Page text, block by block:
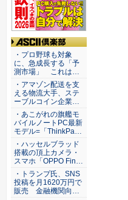
ASCII倶楽部
・プロ野球も対象
に、急成長する「予
測市場」 これは…
・アマゾン配送を支
える物流大手、ステ
ーブルコイン企業…
・あこがれの旗艦モ
バイルノートPC最新
モデル=「ThinkPa…
・ハッセルブラッド
搭載の頂上カメラ・
スマホ「OPPO Fin…
・トランプ氏、SNS
投稿を月1620万円で
販売 金融機関向…